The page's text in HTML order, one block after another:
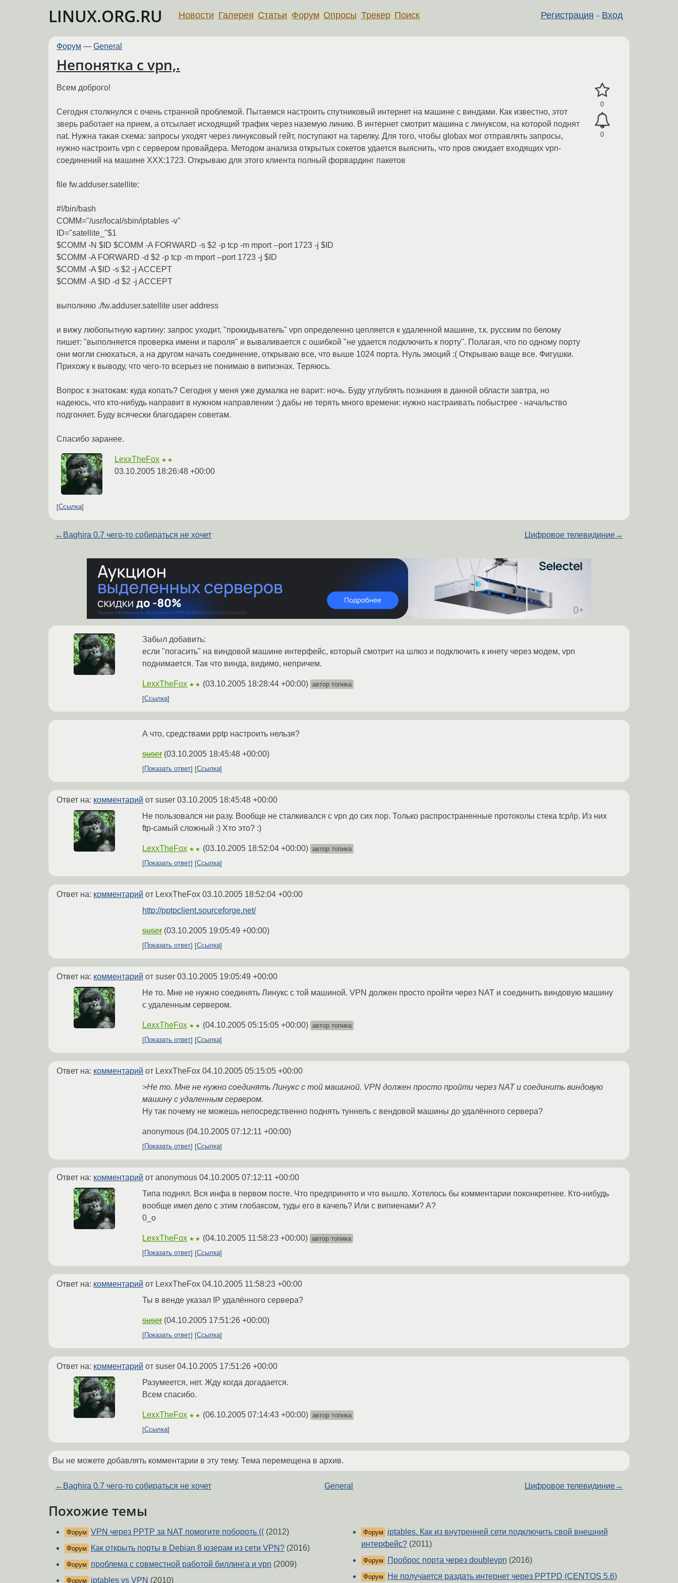
LINUX.ORG.RU Регистрация - Вход
Новости Галерея Статьи Форум Опросы Трекер Поиск
Форум — General
Непонятка с vpn,.
0
0
Всем доброго!
Сегодня столкнулся с очень странной проблемой. Пытаемся настроить спутниковый интернет на машине с виндами. Как известно, этот
зверь работает на прием, а отсылает исходящий трафик через наземую линию. В интернет смотрит машина с линуксом, на которой поднят
nat. Нужна такая схема: запросы уходят через линуксовый гейт, поступают на тарелку. Для того, чтобы globax мог отправлять запросы,
нужно настроить vpn с сервером провайдера. Методом анализа открытых сокетов удается выяснить, что пров ожидает входящих vpn-
соединений на машине XXX:1723. Открываю для этого клиента полный форвардинг пакетов
file fw.adduser.satellite:
#!/bin/bash
COMM="/usr/local/sbin/iptables -v"
ID="satellite_"$1
$COMM -N $ID $COMM -A FORWARD -s $2 -p tcp -m mport --port 1723 -j $ID
$COMM -A FORWARD -d $2 -p tcp -m mport --port 1723 -j $ID
$COMM -A $ID -s $2 -j ACCEPT
$COMM -A $ID -d $2 -j ACCEPT
выполняю ./fw.adduser.satellite user address
и вижу любопытную картину: запрос уходит, "прокидыватель" vpn определенно цепляется к удаленной машине, т.к. русским по белому
пишет: "выполняется проверка имени и пароля" и вываливается с ошибкой "не удается подключить к порту". Полагая, что по одному порту
они могли снюхаться, а на другом начать соединение, открываю все, что выше 1024 порта. Нуль эмоций :( Открываю ваще все. Фигушки.
Прихожу к выводу, что чего-то всерьез не понимаю в випиэнах. Теряюсь.
Вопрос к знатокам: куда копать? Сегодня у меня уже думалка не варит: ночь. Буду углублять познания в данной области завтра, но
надеюсь, что кто-нибудь направит в нужном направлении :) дабы не терять много времени: нужно настраивать побыстрее - начальство
подгоняет. Буду всячески благодарен советам.
Спасибо заранее.
LexxTheFox ★★
03.10.2005 18:26:48 +00:00
Ссылка
← Baghira 0.7 чего-то собираться не хочет Цифровое телевидиние→
Забыл добавить:
если "погасить" на виндовой машине интерфейс, который смотрит на шлюз и подключить к инету через модем, vpn
поднимается. Так что винда, видимо, непричем.
LexxTheFox ★★ (03.10.2005 18:28:44 +00:00) автор топика
Ссылка
А что, средствами pptp настроить нельзя?
suser (03.10.2005 18:45:48 +00:00)
Показать ответ Ссылка
Ответ на: комментарий от suser 03.10.2005 18:45:48 +00:00
Не пользовался ни разу. Вообще не сталкивался с vpn до сих пор. Только распространенные протоколы стека tcp/ip. Из них
ftp-самый сложный :) Хто это? :)
LexxTheFox ★★ (03.10.2005 18:52:04 +00:00) автор топика
Показать ответ
Ссылка
Ответ на: комментарий от LexxTheFox 03.10.2005 18:52:04 +00:00
http://pptpclient.sourceforge.net/
suser (03.10.2005 19:05:49 +00:00)
Показать ответ Ссылка
Ответ на: комментарий от suser 03.10.2005 19:05:49 +00:00
Не то. Мне не нужно соединять Линукс с той машиной. VPN должен просто пройти через NAT и соединить виндовую машину
с удаленным сервером.
LexxTheFox ★★ (04.10.2005 05:15:05 +00:00) автор топика
Показать ответ
Ссылка
Ответ на: комментарий от LexxTheFox 04.10.2005 05:15:05 +00:00
>Не то. Мне не нужно соединять Линукс с той машиной. VPN должен просто пройти через NAT и соединить виндовую
машину с удаленным сервером.
Ну так почему не можешь непосредственно поднять туннель с вендовой машины до удалённого сервера?
anonymous (04.10.2005 07:12:11 +00:00)
Показать ответ Ссылка
Ответ на: комментарий от anonymous 04.10.2005 07:12:11 +00:00
Типа поднял. Вся инфа в первом посте. Что предпринято и что вышло. Хотелось бы комментарии поконкретнее. Кто-нибудь
вообще имел дело с этим глобаксом, туды его в качель? Или с випиенами? А?
0_о
LexxTheFox ★★ (04.10.2005 11:58:23 +00:00) автор топика
Показать ответ
Ссылка
Ответ на: комментарий от LexxTheFox 04.10.2005 11:58:23 +00:00
Ты в венде указал IP удалённого сервера?
suser (04.10.2005 17:51:26 +00:00)
Показать ответ Ссылка
Ответ на: комментарий от suser 04.10.2005 17:51:26 +00:00
Разумеется, нет. Жду когда догадается.
Всем спасибо.
LexxTheFox ★★ (06.10.2005 07:14:43 +00:00) автор топика
Ссылка
Вы не можете добавлять комментарии в эту тему. Тема перемещена в архив.
← Baghira 0.7 чего-то собираться не хочет General Цифровое телевидиние→
Похожие темы
Форум VPN через PPTP за NAT помогите побороть (( (2012)
Форум Как открыть порты в Debian 8 юзерам из сети VPN? (2016)
Форум проблема с совместной работой биллинга и vpn (2009)
Форум iptables vs VPN (2010)
Форум
iptables. Как из внутренней сети подключить свой внешний
интерфейс?(2011)
Форум Проброс порта через doublevpn (2016)
Форум Не получается раздать интернет через PPTPD (CENTOS 5.6)